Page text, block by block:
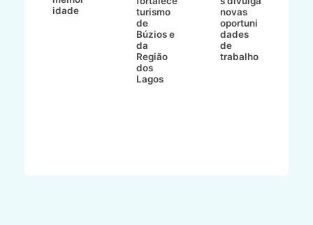
idade
turismo
de
Búzios e
da
Região
dos
Lagos
novas
oportuni
dades
de
trabalho